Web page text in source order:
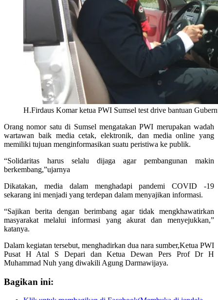
H.Firdaus Komar ketua PWI Sumsel test drive bantuan
Orang nomor satu di Sumsel mengatakan PWI merupakan wadah
wartawan baik media cetak, elektronik, dan media online yang
memiliki tujuan menginformasikan suatu peristiwa ke publik.
“Solidaritas harus selalu dijaga agar pembangunan makin
berkembang,”ujarnya
Dikatakan, media dalam menghadapi pandemi COVID -19
sekarang ini menjadi yang terdepan dalam menyajikan informasi.
“Sajikan berita dengan berimbang agar tidak mengkhawatirkan
masyarakat melalui informasi yang akurat dan menyejukkan,”
katanya.
Dalam kegiatan tersebut, menghadirkan dua nara sumber,Ketua PWI
Pusat H Atal S Depari dan Ketua Dewan Pers Prof Dr H
Muhammad Nuh yang diwakili Agung Darmawijaya.
Bagikan ini: